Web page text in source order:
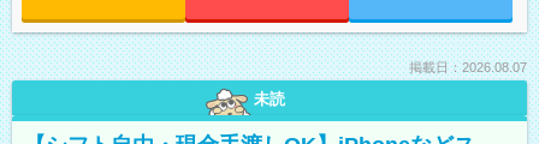
掲載日：2026.08.07
未読